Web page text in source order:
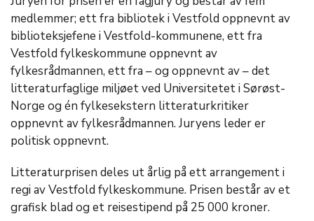
medlemmer; ett fra bibliotek i Vestfold oppnevnt av
biblioteksjefene i Vestfold-kommunene, ett fra
Vestfold fylkeskommune oppnevnt av
fylkesrådmannen, ett fra – og oppnevnt av – det
litteraturfaglige miljøet ved Universitetet i Sørøst-
Norge og én fylkesekstern litteraturkritiker
oppnevnt av fylkesrådmannen. Juryens leder er
politisk oppnevnt.
Litteraturprisen deles ut årlig på ett arrangement i
regi av Vestfold fylkeskommune. Prisen består av et
grafisk blad og et reisestipend på 25 000 kroner.